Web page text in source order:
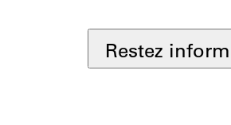
Restez